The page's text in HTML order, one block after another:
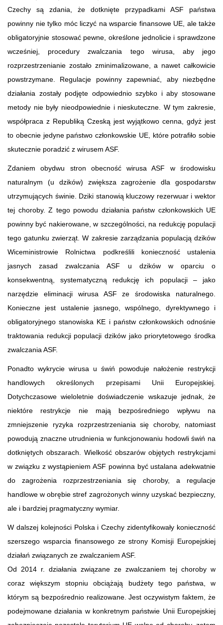
Czechy są zdania, że dotknięte przypadkami ASF państwa
powinny nie tylko móc liczyć na wsparcie finansowe UE, ale także
obligatoryjnie stosować pewne, określone jednolicie i sprawdzone
wcześniej, procedury zwalczania tego wirusa, aby jego
rozprzestrzenianie zostało zminimalizowane, a nawet całkowicie
powstrzymane. Regulacje powinny zapewniać, aby niezbędne
działania zostały podjęte odpowiednio szybko i aby stosowane
metody nie były nieodpowiednie i nieskuteczne. W tym zakresie,
współpraca z Republiką Czeską jest wyjątkowo cenna, gdyż jest
to obecnie jedyne państwo członkowskie UE, które potrafiło sobie
skutecznie poradzić z wirusem ASF.
Zdaniem obydwu stron obecność wirusa ASF w środowisku
naturalnym (u dzików) zwiększa zagrożenie dla gospodarstw
utrzymujących świnie. Dziki stanowią kluczowy rezerwuar i wektor
tej choroby. Z tego powodu działania państw członkowskich UE
powinny być nakierowane, w szczególności, na redukcję populacji
tego gatunku zwierząt. W zakresie zarządzania populacją dzików
Wiceministrowie Rolnictwa podkreślili konieczność ustalenia
jasnych zasad zwalczania ASF u dzików w oparciu o
konsekwentną, systematyczną redukcję ich populacji – jako
narzędzie eliminacji wirusa ASF ze środowiska naturalnego.
Konieczne jest ustalenie jasnego, wspólnego, dyrektywnego i
obligatoryjnego stanowiska KE i państw członkowskich odnośnie
traktowania redukcji populacji dzików jako priorytetowego środka
zwalczania ASF.
Ponadto wykrycie wirusa u świń powoduje nałożenie restrykcji
handlowych określonych przepisami Unii Europejskiej.
Dotychczasowe wieloletnie doświadczenie wskazuje jednak, że
niektóre restrykcje nie mają bezpośredniego wpływu na
zmniejszenie ryzyka rozprzestrzeniania się choroby, natomiast
powodują znaczne utrudnienia w funkcjonowaniu hodowli świń na
dotkniętych obszarach. Wielkość obszarów objętych restrykcjami
w związku z wystąpieniem ASF powinna być ustalana adekwatnie
do zagrożenia rozprzestrzeniania się choroby, a regulacje
handlowe w obrębie stref zagrożonych winny uzyskać bezpieczny,
ale i bardziej pragmatyczny wymiar.
W dalszej kolejności Polska i Czechy zidentyfikowały konieczność
szerszego wsparcia finansowego ze strony Komisji Europejskiej
działań związanych ze zwalczaniem ASF.
Od 2014 r. działania związane ze zwalczaniem tej choroby w
coraz większym stopniu obciążają budżety tego państwa, w
którym są bezpośrednio realizowane. Jest oczywistym faktem, że
podejmowane działania w konkretnym państwie Unii Europejskiej